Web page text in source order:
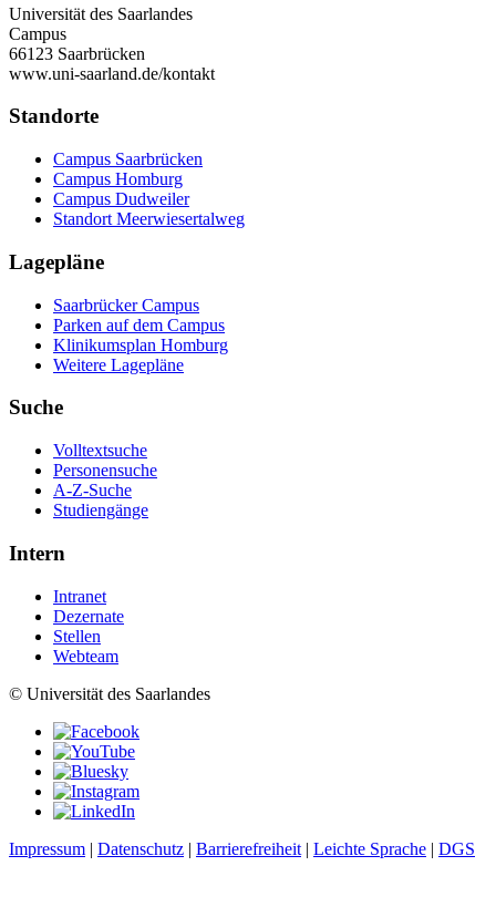
Universität des Saarlandes
Campus
66123 Saarbrücken
www.uni-saarland.de/kontakt
Standorte
Campus Saarbrücken
Campus Homburg
Campus Dudweiler
Standort Meerwiesertalweg
Lagepläne
Saarbrücker Campus
Parken auf dem Campus
Klinikumsplan Homburg
Weitere Lagepläne
Suche
Volltextsuche
Personensuche
A-Z-Suche
Studiengänge
Intern
Intranet
Dezernate
Stellen
Webteam
© Universität des Saarlandes
Impressum | Datenschutz | Barrierefreiheit | Leichte Sprache | DGS